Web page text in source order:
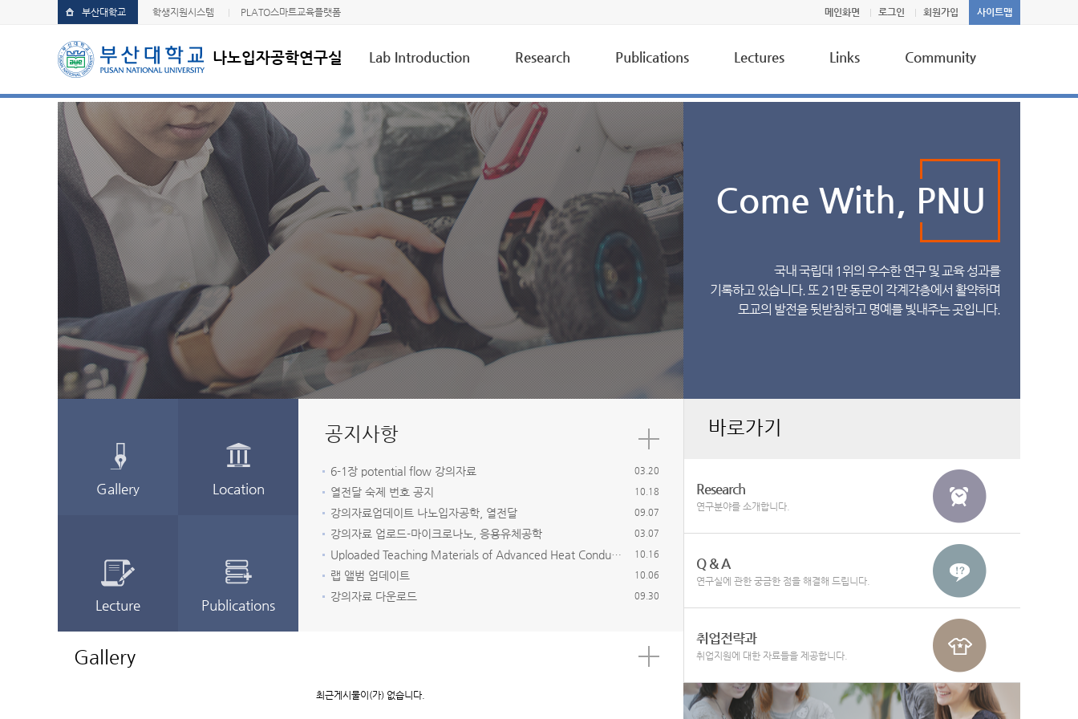
나노입자공학연구실
부산대학교 학생지원시스템 PLATO스마트교육플랫폼 메인화면 로그인 회원가입 사이트맵
Lab Introduction
Greetings
Professor
Members
Locations
Research
Research of Interest
On-going Researches
Completed Researches
Other Researches
Facilities
Publications
International Journal
Domestic Journal
Book Chapters
International Presentation
Domestic Presentation
Invited TalksConferences
Patents
Lectures Links
Journal
Research Organization
Research Facility DB
Misc.
Community
Misc.
Gallery
Come With, PNU
국내 국립대 1위의 우수한 연구 및 교육 성과를
기록하고 있습니다. 또 21만 동문이 각계각층에서 활약하며
모교의 발전을 뒷받침하고 명예를 빛내주는 곳입니다.
Gallery Location
Lecture Publications
6-1장 potential flow 강의자료 03.20
열전달 숙제 번호 공지 10.18
강의자료업데이트 나노입자공학, 열전달 09.07
강의자료 업로드-마이크로나노, 응용유체공학 03.07
Uploaded Teaching Materials of Advanced Heat Conduction 10.16
랩 앨범 업데이트 10.06
강의자료 다운로드 09.30
최근게시물이(가) 없습니다.
바로가기
Research
연구분야를 소개합니다.
Q & A
연구실에 관한 궁금한 점을 해결해 드립니다.
취업전략과
취업지원에 대한 자료들을 제공합니다.